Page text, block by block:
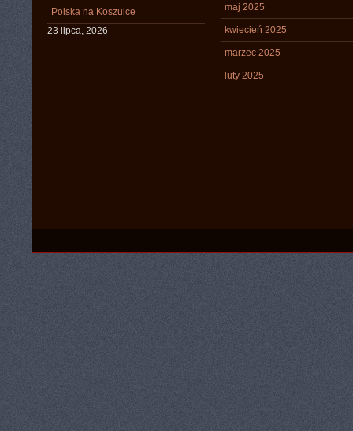
Polska na Koszulce
23 lipca, 2026
maj 2025
kwiecień 2025
marzec 2025
luty 2025